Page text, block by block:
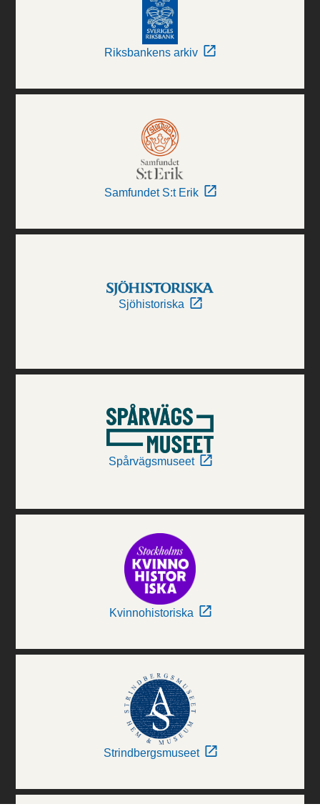
Riksbankens arkiv
Samfundet S:t Erik
Sjöhistoriska
Spårvägsmuseet
Kvinnohistoriska
Strindbergsmuseet